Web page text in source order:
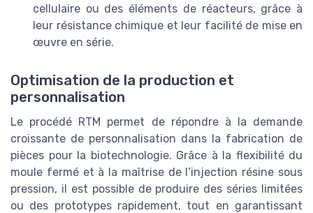
cellulaire ou des éléments de réacteurs, grâce à
leur résistance chimique et leur facilité de mise en
œuvre en série.
Optimisation de la production et
personnalisation
Le procédé RTM permet de répondre à la demande
croissante de personnalisation dans la fabrication de
pièces pour la biotechnologie. Grâce à la flexibilité du
moule fermé et à la maîtrise de l’injection résine sous
pression, il est possible de produire des séries limitées
ou des prototypes rapidement, tout en garantissant